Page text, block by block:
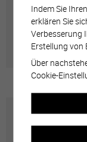
Adresses
Carte
Indem Sie
erklären Sie
Verbesserung
Erstellung von
Über
Cookie-